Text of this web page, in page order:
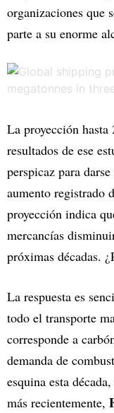
organizaciones que
parte a su enorme
La proyección
resultados de ese
perspicaz para
aumento registrado
proyección indica
mercancías
próximas décadas.
La respuesta es
todo el transporte
corresponde a
demanda de
esquina esta
más recientemente,